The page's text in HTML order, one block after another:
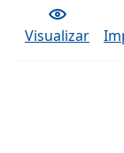
Visualizar